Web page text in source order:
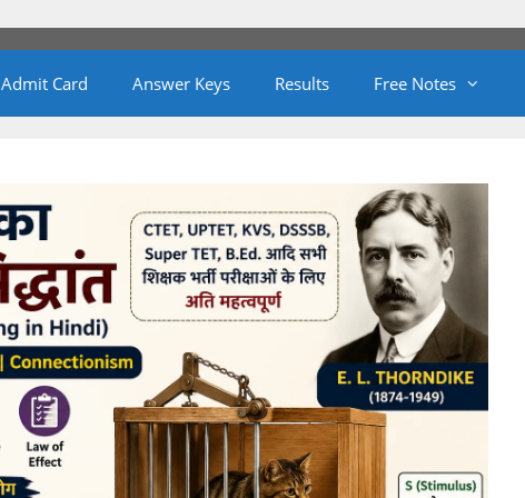
Admit Card Answer Keys Results Free Notes